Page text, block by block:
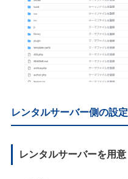
レンタルサーバー側の設定
レンタルサーバーを用意